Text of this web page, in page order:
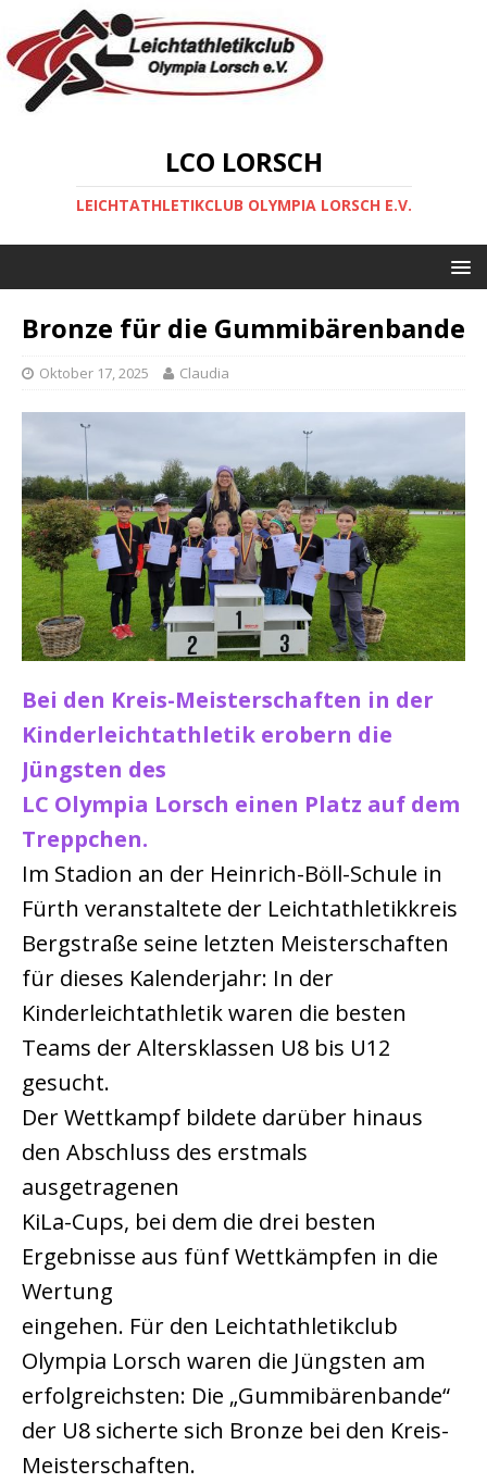
LCO LORSCH
LEICHTATHLETIKCLUB OLYMPIA LORSCH E.V.
Bronze für die Gummibärenbande
Oktober 17, 2025 Claudia
Bei den Kreis-Meisterschaften in der
Kinderleichtathletik erobern die
Jüngsten des
LC Olympia Lorsch einen Platz auf dem
Treppchen.
Im Stadion an der Heinrich-Böll-Schule in
Fürth veranstaltete der Leichtathletikkreis
Bergstraße seine letzten Meisterschaften
für dieses Kalenderjahr: In der
Kinderleichtathletik waren die besten
Teams der Altersklassen U8 bis U12
gesucht.
Der Wettkampf bildete darüber hinaus
den Abschluss des erstmals
ausgetragenen
KiLa-Cups, bei dem die drei besten
Ergebnisse aus fünf Wettkämpfen in die
Wertung
eingehen. Für den Leichtathletikclub
Olympia Lorsch waren die Jüngsten am
erfolgreichsten: Die „Gummibärenbande“
der U8 sicherte sich Bronze bei den Kreis-
Meisterschaften.